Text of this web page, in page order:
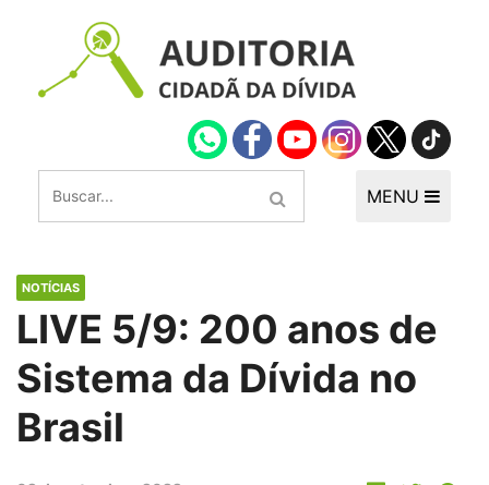
MENU
NOTÍCIAS
LIVE 5/9: 200 anos de
Sistema da Dívida no
Brasil